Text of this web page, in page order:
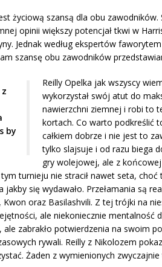
życiową szansą dla obu
opinii większy potencjał tkwi w
Jednak według ekspertów
szansę obu zawodników
by
Reilly Opelka jak wszyscy
wykorzystał swój atut do
nawierzchni ziemnej i robi to
kortach. Co warto podkreślić
całkiem dobrze i nie jest to
tylko slajsuje i od razu biega
gry wolejowej, ale z
turnieju nie stracił nawet seta,
się wydawało. Przełamania są
oraz Basilashvili. Z tej trójki na
ale niekoniecznie mentalność
ale zabrakło potwierdzenia na swoim
rywali. Reilly z Nikolozem
Żaden z wymienionych zwyczajnie